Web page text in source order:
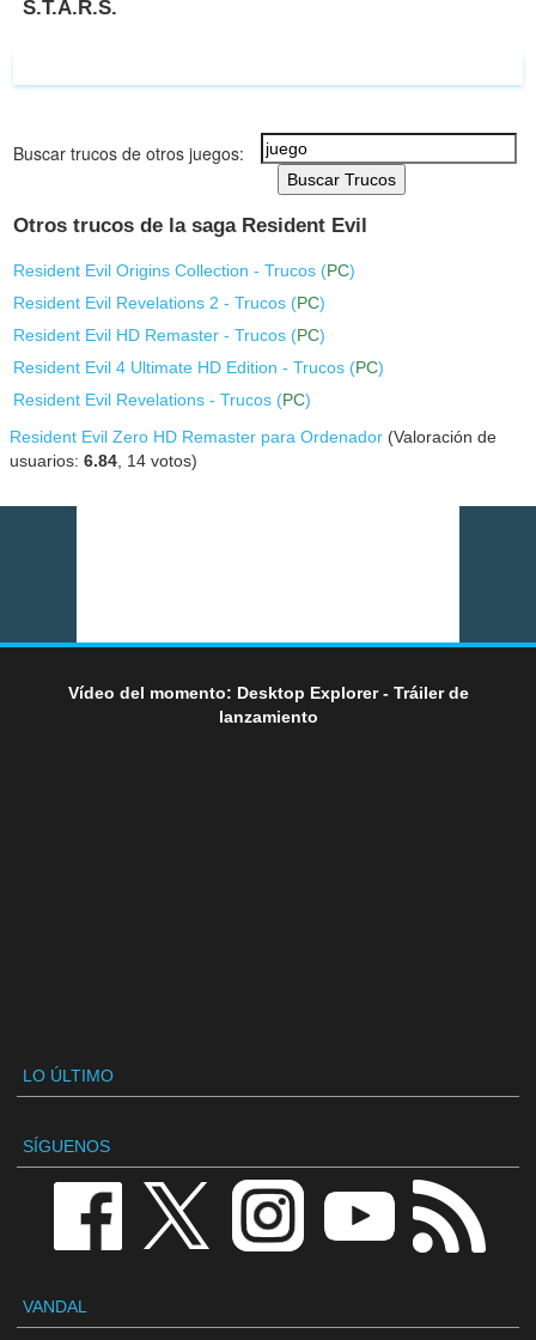
S.T.A.R.S.
Buscar trucos de otros juegos:
Buscar Trucos
Otros trucos de la saga Resident Evil
Resident Evil Origins Collection - Trucos (PC)
Resident Evil Revelations 2 - Trucos (PC)
Resident Evil HD Remaster - Trucos (PC)
Resident Evil 4 Ultimate HD Edition - Trucos (PC)
Resident Evil Revelations - Trucos (PC)
Resident Evil Zero HD Remaster para Ordenador (Valoración de
usuarios:6.84 14 votos)
Vídeo del momento: Desktop Explorer - Tráiler de
lanzamiento
LO ÚLTIMO
SÍGUENOS
VANDAL